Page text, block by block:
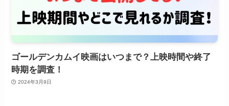
ゴールデンカムイ映画はいつまで？上映時間や終了
時期を調査！
2024年3月9日